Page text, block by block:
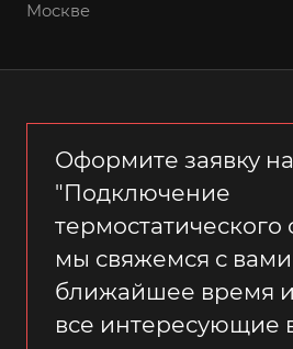
Москве
Оформите заявку на
"Подключение
термостатического
мы свяжемся с
ближайшее время
все интересующие